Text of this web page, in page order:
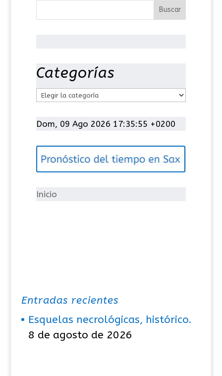
Categorías
t
g
í
Dom, 09 Ago 2026 17:35:55 +0200
Inicio
Entradas recientes
Esquelas necrológicas, histórico.
8 de agosto de 2026